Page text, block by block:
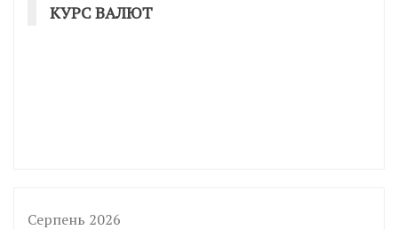
КУРС ВАЛЮТ
Серпень 2026